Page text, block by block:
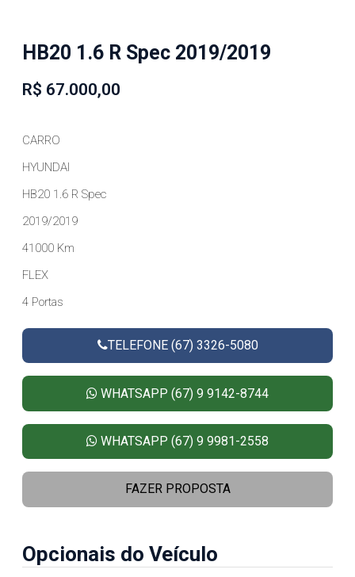
HB20 1.6 R Spec 2019/2019
R$ 67.000,00
CARRO
HYUNDAI
HB20 1.6 R Spec
2019/2019
41000 Km
FLEX
4 Portas
TELEFONE (67) 3326-5080
WHATSAPP (67) 9 9142-8744
WHATSAPP (67) 9 9981-2558
FAZER PROPOSTA
Opcionais do Veículo